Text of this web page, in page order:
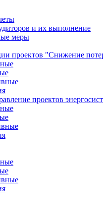
и их выполнение
меры
проектов "Снижение
проектов